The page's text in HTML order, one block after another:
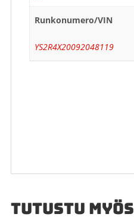
Runkonumero/VIN
YS2R4X20092048119
TUTUSTU MYÖS